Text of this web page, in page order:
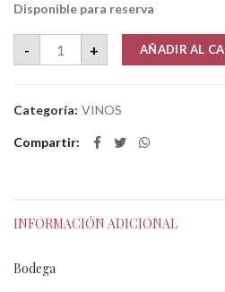
original
era:
$20,100.00.
es:
Disponible para reserva
-
TAPIZ • RESERVA •
+ AÑADIR AL
Categoría: VINOS
Compartir
INFORMACIÓN ADICIONAL
Bodega